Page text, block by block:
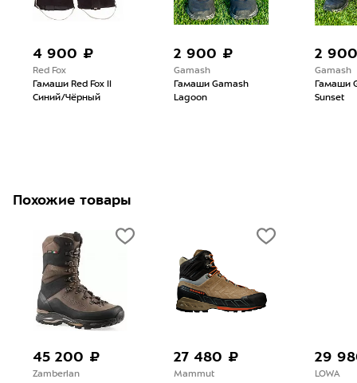
2 900 ₽
Gamash
Гамаши Gamash
Lagoon
2 900 ₽
Gamash
Гамаши Gamash Goa
Sunset
13
Похожие товары
27 480 ₽ 29 980 ₽